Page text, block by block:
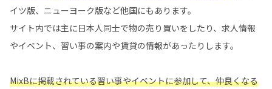
イツ版、ニューヨーク版など他国にもあります。
サイト内では主に日本人同士で物の売り買いをしたり、求人情報
やイベント、習い事の案内や賃貸の情報があったりします。
MixBに掲載されている習い事やイベントに参加して、仲良くなる